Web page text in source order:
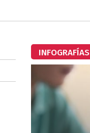
INFOGRAFÍAS